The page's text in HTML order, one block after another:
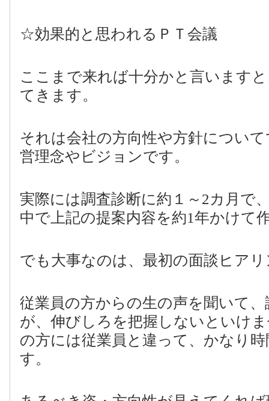
☆効果的と思われるＰＴ会議
ここまで来れば十分かと言います
てきます。
それは会社の方向性や方針につい
営理念やビジョンです。
実際には調査診断に約１～ 2カ月で
中で上記の提案内容を約1年かけて
でも大事なのは、最初の面談ヒア
従業員の方からの生の声を聞いて
が、伸びしろを把握しないといけ
の方には従業員と違って、かなり
す。